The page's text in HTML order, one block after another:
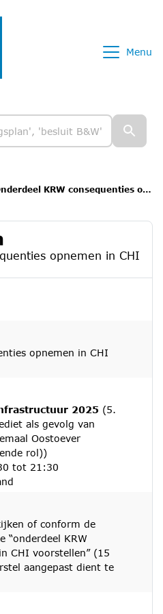
Menu
KRW consequenties opnemen in CHI voorstellen
opnemen in CHI
opnemen in CHI
2025 (5.
als gevolg van
Oostoever
rol))
tot 21:30
of conform de
“onderdeel KRW
CHI voorstellen” (15
aangepast dient te